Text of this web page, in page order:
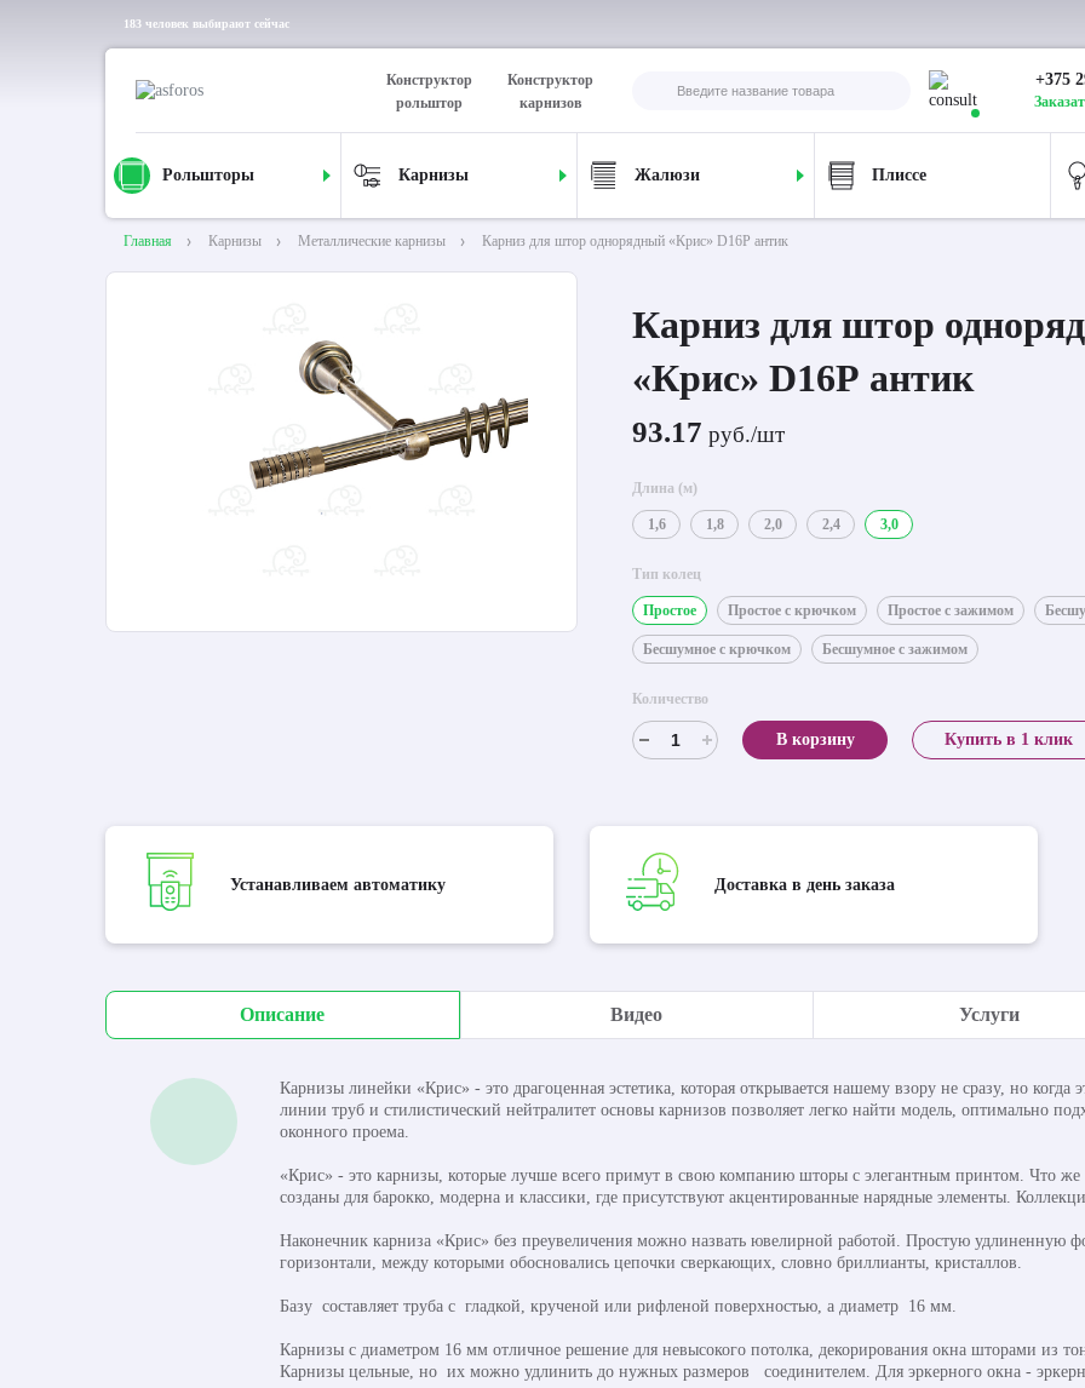
183 человек выбирают сейчас
Конструктор
рольштор
Конструктор
карнизов
+375
Рольшторы Карнизы Жалюзи Плиссе
Главная Карнизы Металлические карнизы Карниз для штор однорядный «Крис» D16Р антик
Карниз для штор
«Крис» D16Р антик
93.17 руб./шт
Длина (м)
1,6 1,8 2,0 2,4 3,0
Тип колец
Простое Простое с крючком Простое с зажимом
Бесшумное с крючком Бесшумное с зажимом
Количество
В корзину Купить в 1 клик
Устанавливаем автоматику Доставка в день заказа
Описание Видео Услуги
Карнизы линейки «Крис» - это драгоценная эстетика, которая открывается нашему взору не сразу, но когда
линии труб и стилистический нейтралитет основы карнизов позволяет легко найти модель, оптимально
оконного проема.
«Крис» - это карнизы, которые лучше всего примут в свою компанию шторы с элегантным принтом. Что же
созданы для барокко, модерна и классики, где присутствуют акцентированные нарядные элементы.
Наконечник карниза «Крис» без преувеличения можно назвать ювелирной работой. Простую удлиненную
горизонтали, между которыми обосновались цепочки сверкающих, словно бриллианты, кристаллов.
Базу составляет труба с гладкой, крученой или рифленой поверхностью, а диаметр 16 мм.
Карнизы с диаметром 16 мм отличное решение для невысокого потолка, декорирования окна шторами из
Карнизы цельные, но их можно удлинить до нужных размеров соединителем. Для эркерного окна -